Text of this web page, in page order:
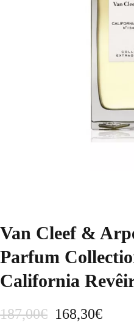
Van Cleef &
Parfum
California
187,00€ E
168,30€E